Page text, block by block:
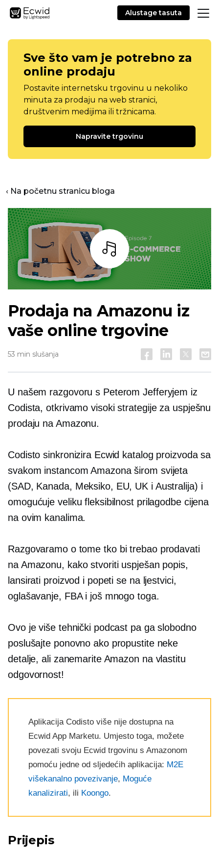
Alustage tasuta
Sve što vam je potrebno za
online prodaju
Postavite internetsku trgovinu u nekoliko
minuta za prodaju na web stranici,
društvenim medijima ili tržnicama.
Napravite trgovinu
‹ Na početnu stranicu bloga
Slušaj
Prodaja na Amazonu iz
vaše online trgovine
53 min slušanja
U našem razgovoru s Peterom Jefferyjem iz
Codista, otkrivamovisokistrategije za uspješnu
prodaju na Amazonu.
Codisto sinkronizira Ecwid katalog proizvoda sa
svakom instancom Amazona širom svijeta
(SAD, Kanada, Meksiko, EU, UK i Australija) i
omogućuje veliku fleksibilnost prilagodbe cijena
na ovim kanalima.
Razgovaramo o tome tko bi trebao prodavati
na Amazonu, kako stvoriti uspješan popis,
lansirati proizvod i popeti se na ljestvici,
oglašavanje, FBA i još mnogo toga.
Ovo je više tehnički podcast pa ga slobodno
poslušajte ponovno ako propustite neke
detalje, ali zanemarite Amazon na vlastitu
odgovornost!
Aplikacija Codisto više nije dostupna na
Ecwid App Marketu. Umjesto toga, možete
povezati svoju Ecwid trgovinu s Amazonom
pomoću jedne od sljedećih aplikacija: M2E
višekanalno povezivanje, Moguće
kanalizirati, ili Koongo.
Prijepis